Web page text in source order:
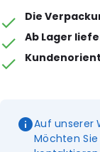
Die
Ab Lager
Auf unserer
Möchten